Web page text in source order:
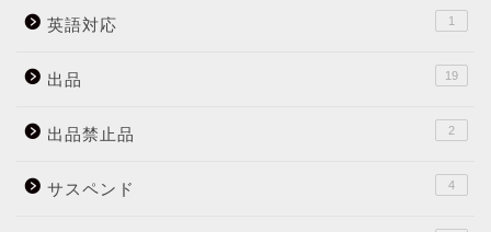
英語対応 1
出品 19
出品禁止品 2
サスペンド 4